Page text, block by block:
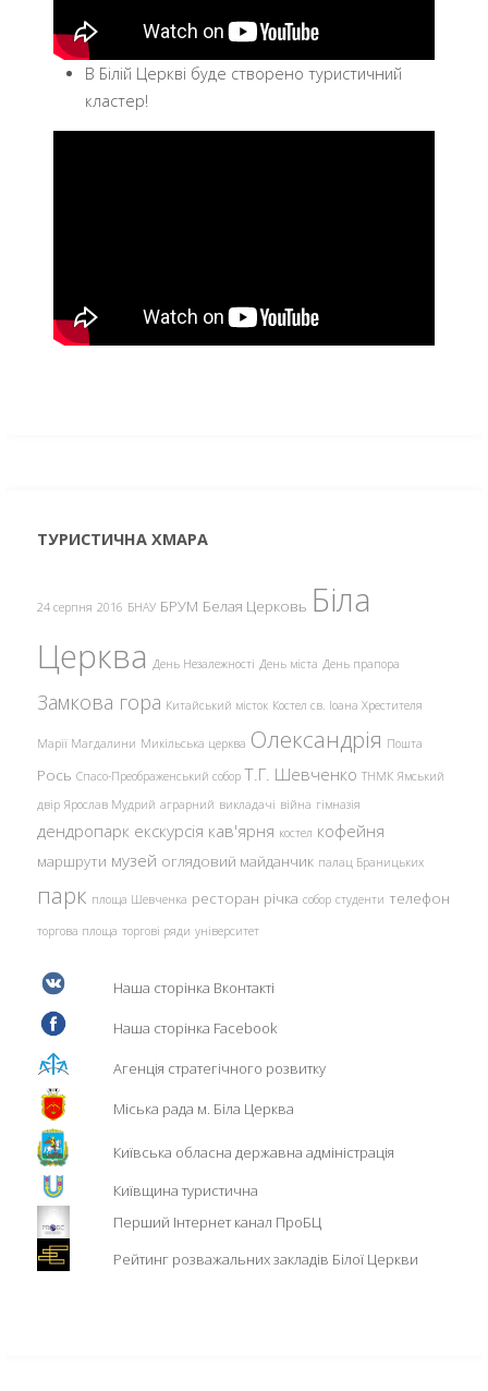
В Білій Церкві буде створено туристичний
кластер!
ТУРИСТИЧНА ХМАРА
24 серпня 2016 БНАУ БРУМ Белая Церковь Біла
Церква День Незалежності День міста День прапора
Замкова гора Китайський місток Костел св. Іоана Хрестителя
Марії Магдалини Микільська церква Олександрія Пошта
Рось Спасо-Преображенський собор Т.Г. Шевченко ТНМК Ямський
двір Ярослав Мудрий аграрний викладачі війна гімназія
дендропарк екскурсія кав'ярня костел кофейня
маршрути музей оглядовий майданчик палац Браницьких
парк площа Шевченка ресторан річка собор студенти телефон
торгова площа торгові ряди університет
Наша сторінка Вконтакті
Наша сторінка Facebook
Агенція стратегічного розвитку
Міська рада м. Біла Церква
Київська обласна державна адміністрація
Київщина туристична
Перший Інтернет канал ПроБЦ
Рейтинг розважальних закладів Білої Церкви